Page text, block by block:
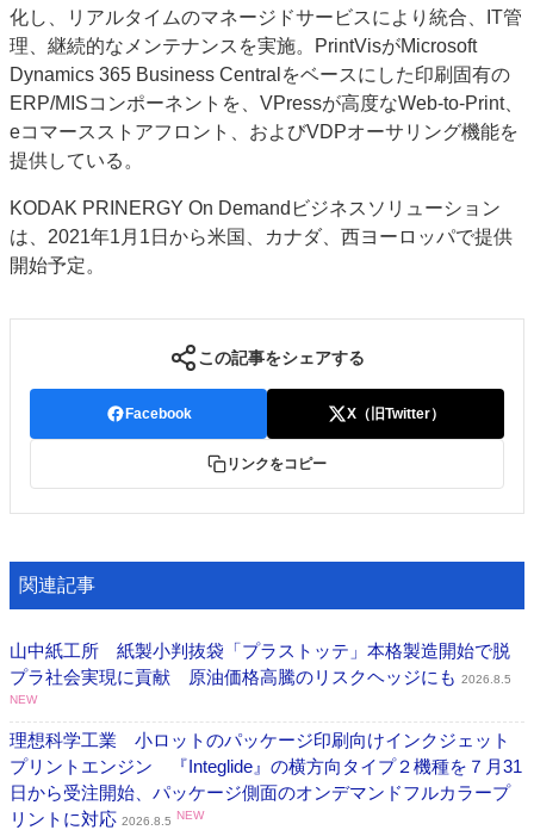
化し、リアルタイムのマネージドサービスにより統合、IT管
理、継続的なメンテナンスを実施。PrintVisがMicrosoft
Dynamics 365 Business Centralをベースにした印刷固有の
ERP/MISコンポーネントを、VPressが高度なWeb-to-Print、
eコマースストアフロント、およびVDPオーサリング機能を
提供している。
KODAK PRINERGY On Demandビジネスソリューション
は、2021年1月1日から米国、カナダ、西ヨーロッパで提供
開始予定。
この記事をシェアする
Facebook X（旧Twitter）
リンクをコピー
関連記事
山中紙工所 紙製小判抜袋「プラストッテ」本格製造開始で脱
プラ社会実現に貢献 原油価格高騰のリスクヘッジにも 2026.8.5
NEW
理想科学工業 小ロットのパッケージ印刷向けインクジェット
プリントエンジン 『Integlide』の横方向タイプ２機種を７月31
日から受注開始、パッケージ側面のオンデマンドフルカラープ
リントに対応 2026.8.5 NEW